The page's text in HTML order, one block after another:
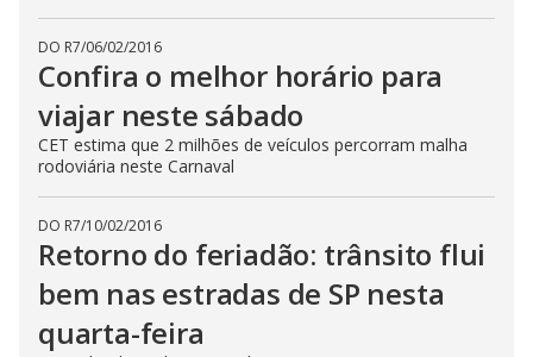
DO R7/06/02/2016
Confira o melhor horário para
viajar neste sábado
CET estima que 2 milhões de veículos percorram malha
rodoviária neste Carnaval
DO R7/10/02/2016
Retorno do feriadão: trânsito flui
bem nas estradas de SP nesta
quarta-feira